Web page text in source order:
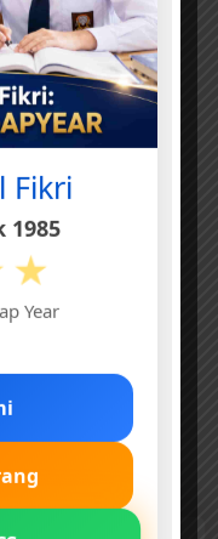
Fikri
1985
Year